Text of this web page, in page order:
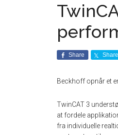
Share Share
Beckhoff opnår et
TwinCAT 3
at fordele
fra individuelle